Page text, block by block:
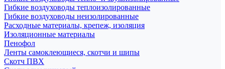
Гибкие воздуховоды теплоизолированные
Гибкие воздуховоды неизолированные
Расходные материалы, крепеж, изоляция
Изоляционные материалы
Пенофол
Ленты самоклеющиеся, скотчи и шипы
Скотч ПВХ